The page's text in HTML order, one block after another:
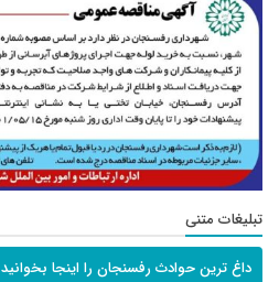
تبلیغات متنی
داغ ترین حوادث رفسنجان را اینجا بخوانید